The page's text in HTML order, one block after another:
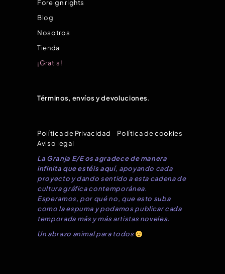
Foreign rights
Blog
Nosotros
Tienda
¡Gratis!
Términos, envíos y devoluciones.
Política de Privacidad Política de cookies
Aviso legal
La Granja E/E os agradece de manera
infinita que estéis aquí, apoyando cada
proyecto y dando sentido a esta cadena de
cultura gráfica contemporánea.
Esperamos, por qué no, que esto suba
como la espuma y podamos publicar cada
temporada más y más artistas noveles.
Un abrazo animal para todos